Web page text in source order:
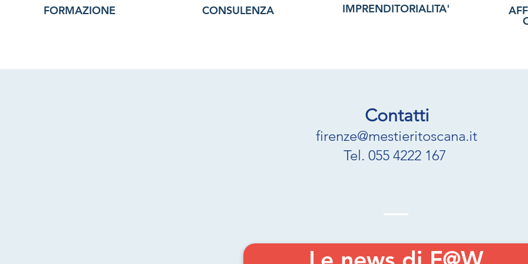
FORMAZIONE CONSULENZA IMPRENDITORIALITA'
Contatti
firenze@mestieritoscana.it
Tel. 055 4222 167